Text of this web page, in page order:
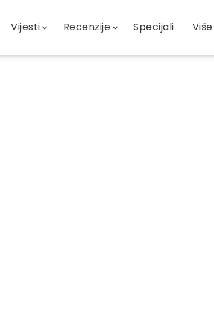
Vijesti Recenzije Specijali Više